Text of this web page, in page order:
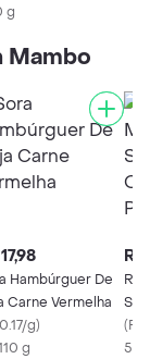
g
Mambo
Hambúrguer De
Carne Vermelha
g)
g
R$
(